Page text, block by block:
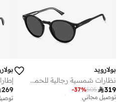
بولارويد
نظارات شمسية رجالية للحماية من الأشعة فوق البنفسجية أسود .
319
505
-37%
أفضل سعر لهذا العام
توصيل مجاني
269